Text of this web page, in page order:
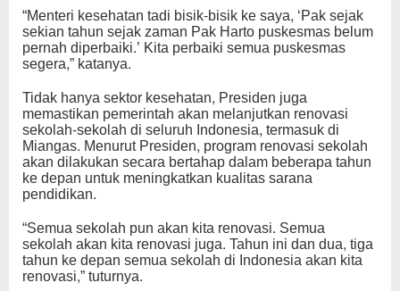
“Menteri kesehatan tadi bisik-bisik ke saya, ‘Pak sejak
sekian tahun sejak zaman Pak Harto puskesmas belum
pernah diperbaiki.’ Kita perbaiki semua puskesmas
segera,” katanya.
Tidak hanya sektor kesehatan, Presiden juga
memastikan pemerintah akan melanjutkan renovasi
sekolah-sekolah di seluruh Indonesia, termasuk di
Miangas. Menurut Presiden, program renovasi sekolah
akan dilakukan secara bertahap dalam beberapa tahun
ke depan untuk meningkatkan kualitas sarana
pendidikan.
“Semua sekolah pun akan kita renovasi. Semua
sekolah akan kita renovasi juga. Tahun ini dan dua, tiga
tahun ke depan semua sekolah di Indonesia akan kita
renovasi,” tuturnya.